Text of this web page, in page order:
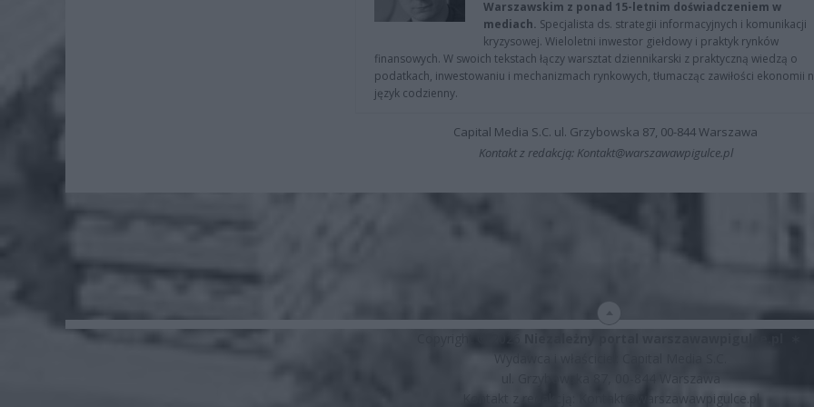
Warszawskim z ponad 15-letnim doświadczeniem w
mediach. Specjalista ds. strategii informacyjnych i komunikacji
kryzysowej. Wieloletni inwestor giełdowy i praktyk rynków
finansowych. W swoich tekstach łączy warsztat dziennikarski z praktyczną wiedzą o
podatkach, inwestowaniu i mechanizmach rynkowych, tłumacząc zawiłości ekonomii
język codzienny.
Capital Media S.C. ul. Grzybowska 87, 00-844 Warszawa
Kontakt z redakcją: Kontakt@warszawawpigulce.pl
ul. Grzybowska 87, 00-844 Warszawa
Kontakt z redakcją:
Kontakt@warszawawpigulce.pl